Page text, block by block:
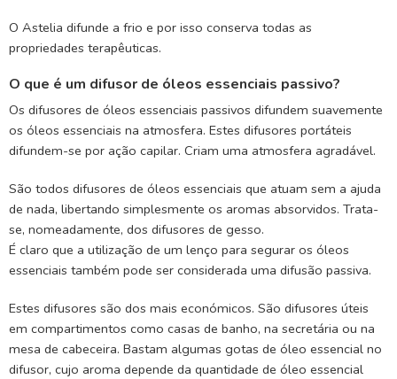
O Astelia difunde a frio e por isso conserva todas as
propriedades terapêuticas.
O que é um difusor de óleos essenciais passivo?
Os difusores de óleos essenciais passivos difundem suavemente
os óleos essenciais na atmosfera. Estes difusores portáteis
difundem-se por ação capilar. Criam uma atmosfera agradável.
São todos difusores de óleos essenciais que atuam sem a ajuda
de nada, libertando simplesmente os aromas absorvidos. Trata-
se, nomeadamente, dos difusores de gesso.
É claro que a utilização de um lenço para segurar os óleos
essenciais também pode ser considerada uma difusão passiva.
Estes difusores são dos mais económicos. São difusores úteis
em compartimentos como casas de banho, na secretária ou na
mesa de cabeceira. Bastam algumas gotas de óleo essencial no
difusor, cujo aroma depende da quantidade de óleo essencial